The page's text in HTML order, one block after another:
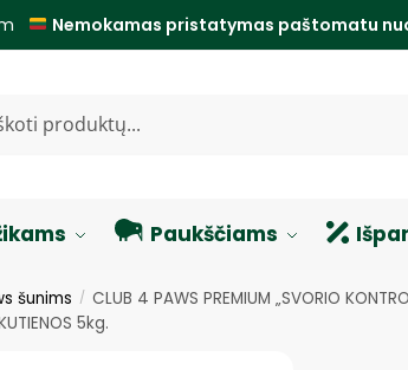
Nemokamas pristatymas paštomatu
Paukščiams
šunims / CLUB 4 PAWS PREMIUM „SVORIO
5kg.